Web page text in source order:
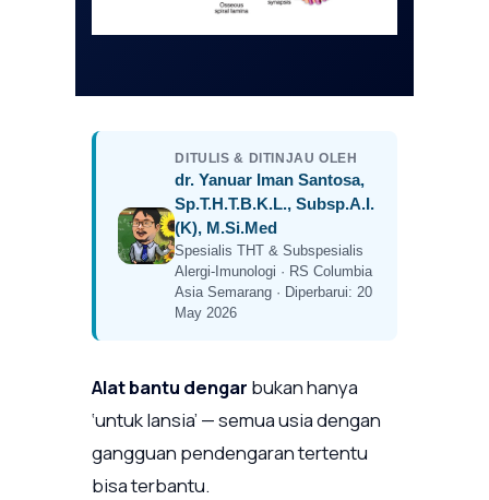
DITULIS & DITINJAU OLEH
dr. Yanuar Iman Santosa,
Sp.T.H.T.B.K.L., Subsp.A.I.
(K), M.Si.Med
Spesialis THT & Subspesialis
Alergi-Imunologi · RS Columbia
Asia Semarang · Diperbarui: 20
May 2026
Alat bantu dengar bukan hanya
‘untuk lansia’ — semua usia dengan
gangguan pendengaran tertentu
bisa terbantu.